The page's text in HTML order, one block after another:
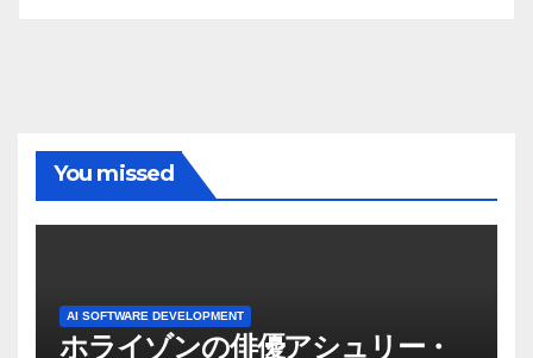
You missed
AI SOFTWARE DEVELOPMENT
ホライゾンの俳優アシュリー・